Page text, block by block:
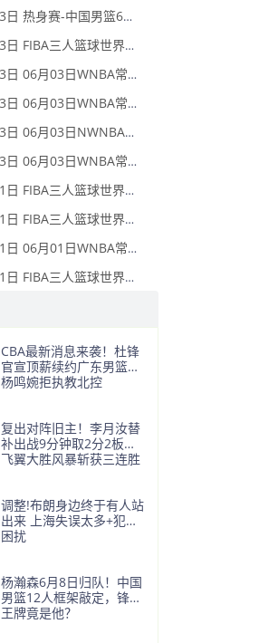
2026年06月03日 热身赛-中国男篮6人上双胜FMP拉德尼基 王俊杰18+14 徐昕10+8
2026年06月03日 FIBA三人篮球世界杯女子小组赛 菲律宾 12 - 20 中国 集锦
2026年06月03日 06月03日WNBA常规赛 拉斯维加斯王牌79-69洛杉矶火花 全场集锦
2026年06月03日 06月03日WNBA常规赛 波特兰火焰77-95金州女武神 全场集锦
2026年06月03日 06月03日NWNBA常规赛 芝加哥天空72-90华盛顿神秘人 全场集锦
2026年06月03日 06月03日WNBA常规赛 康涅狄格太阳75-91亚特兰大梦想 全场集锦
2026年06月01日 FIBA三人篮球世界杯男子小组赛 中国 10 - 22 荷兰 全场集锦
2026年06月01日 FIBA三人篮球世界杯女子小组赛 意大利 12 - 21 中国 集锦
2026年06月01日 06月01日WNBA常规赛 拉斯维加斯王牌 91 - 81 金州女武神 集锦
2026年06月01日 FIBA三人篮球世界杯男子小组赛 中国 22 - 14 日本 全场集锦
CBA最新消息来袭！杜锋
官宣顶薪续约广东男篮，
杨鸣婉拒执教北控
复出对阵旧主！李月汝替
补出战9分钟取2分2板，
飞翼大胜风暴斩获三连胜
调整!布朗身边终于有人站
出来 上海失误太多+犯规
困扰
杨瀚森6月8日归队！中国
男篮12人框架敲定，锋线
王牌竟是他？